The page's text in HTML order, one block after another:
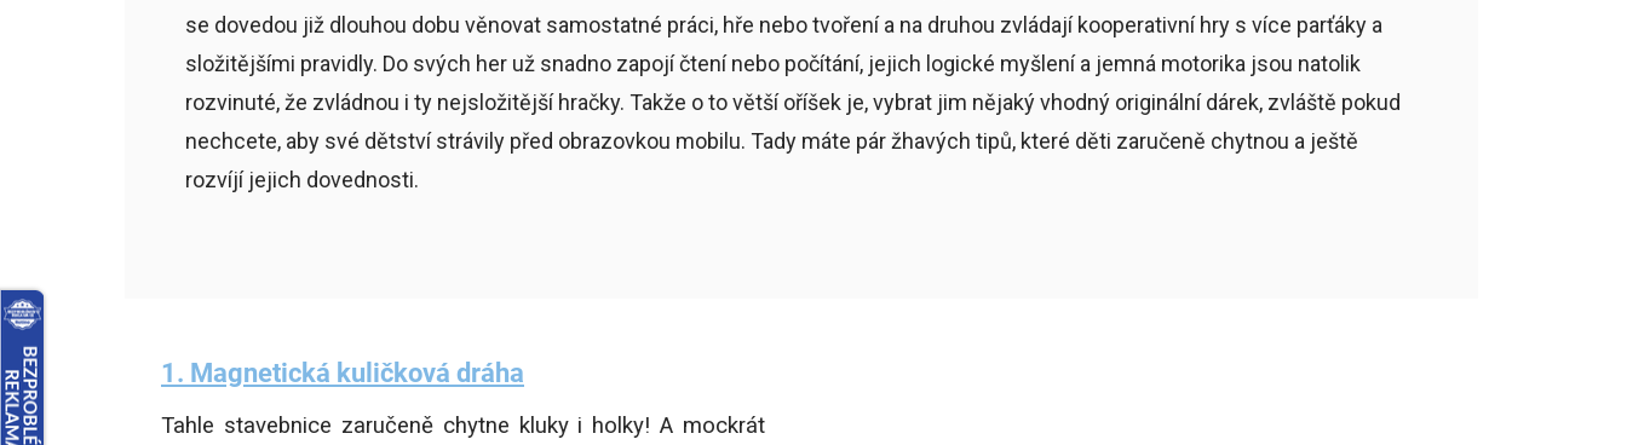
se dovedou již dlouhou dobu věnovat samostatné práci, hře nebo tvoření a na druhou zvládají kooperativní hry s více parťáky a
složitějšími pravidly. Do svých her už snadno zapojí čtení nebo počítání, jejich logické myšlení a jemná motorika jsou natolik
rozvinuté, že zvládnou i ty nejsložitější hračky. Takže o to větší oříšek je, vybrat jim nějaký vhodný originální dárek, zvláště pokud
nechcete, aby své dětství strávily před obrazovkou mobilu. Tady máte pár žhavých tipů, které děti zaručeně chytnou a ještě
rozvíjí jejich dovednosti.
1. Magnetická kuličková dráha
Tahle stavebnice zaručeně chytne kluky i holky! A mockrát